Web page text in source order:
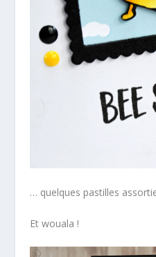
… quelques pastilles
Et wouala !